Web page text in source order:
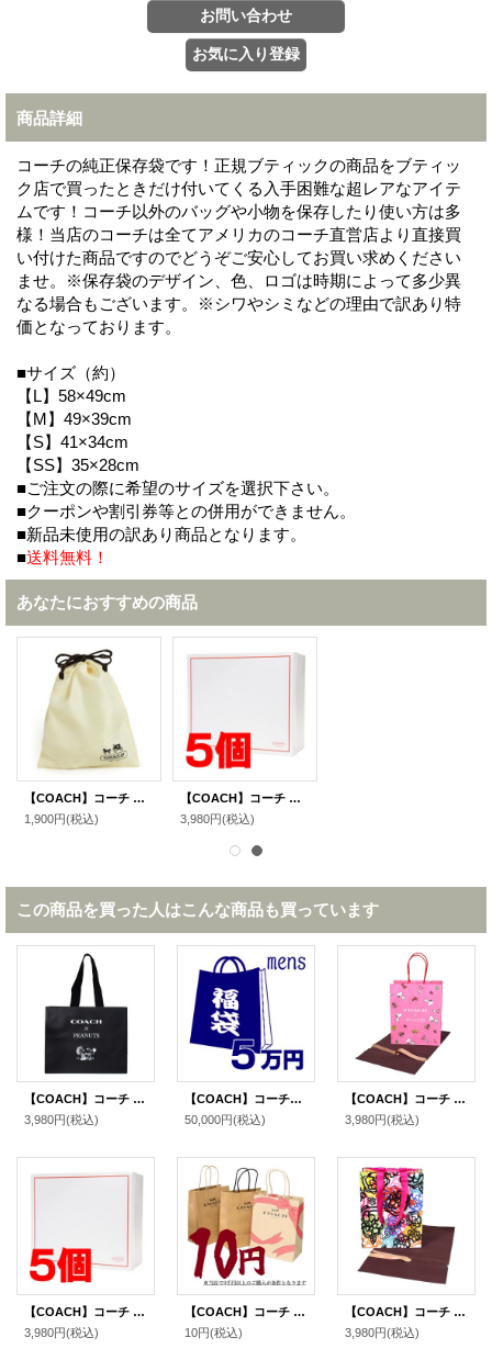
商品詳細
コーチの純正保存袋です！正規ブティックの商品をブティッ
ク店で買ったときだけ付いてくる入手困難な超レアなアイテ
ムです！コーチ以外のバッグや小物を保存したり使い方は多
様！当店のコーチは全てアメリカのコーチ直営店より直接買
い付けた商品ですのでどうぞご安心してお買い求めください
ませ。※保存袋のデザイン、色、ロゴは時期によって多少異
なる場合もございます。※シワやシミなどの理由で訳あり特
価となっております。
■サイズ（約）
【L】58×49cm
【M】49×39cm
【S】41×34cm
【SS】35×28cm
■ご注文の際に希望のサイズを選択下さい。
■クーポンや割引券等との併用ができません。
■新品未使用の訳あり商品となります。
■送料無料！
あなたにおすすめの商品
【COACH】コーチ 純正保存袋 単品 1枚（送料無料）
1,900円(税込)
【COACH】コーチ 純正ボックスM 〔5個セット〕（送料無料）
3,980円(税込)
この商品を買った人はこんな商品も買っています
【COACH】コーチ スヌーピー ショップバッグ ピーナッツ コラボ ラージ 純正紙袋 ブラックマルチ（送料無料）
3,980円(税込)
【COACH】コーチの超お得メンズ福袋〔5万円〕（送料無料）
50,000円(税込)
【COACH】コーチ ピーナッツ コラボ スヌーピー プリント ショップバッグ 純正紙袋 布袋 リボン付き ギフトキット プレゼント セット ピンクマルチ（送料無料）
3,980円(税込)
【COACH】コーチ 純正ボックスM 〔5個セット〕（送料無料）
3,980円(税込)
【COACH】コーチ 純正紙袋 ショップバッグ プレゼントキット 1枚【単品注文不可】（送料無料）
10円(税込)
【COACH】コーチ 純正紙袋 ポピー リボン付き 巾着布袋 セット プレゼントキット ギフトキット ギフトセット ラッピングセット マルチ（送料無料）
3,980円(税込)